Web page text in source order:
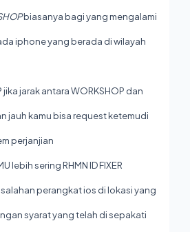
biasanya bagi yang mengalami
iphone yang berada di wilayah
jika jarak antara WORKSHOP dan
jauh kamu bisa request ketemudi
perjanjian
lebih sering RHMN ID FIXER
perangkat ios di lokasi yang
syarat yang telah di sepakati